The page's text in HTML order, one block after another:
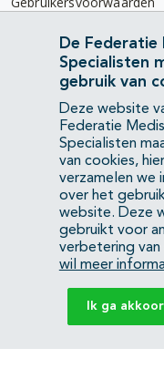
Privacyverklaring
Contact
Mercatorlaan 1200
3528 BL Utrecht
(088) 505 34 34
YouTubeLinkedIn
KvK Federatie
Privacyverklaring
De Federatie
Specialisten
gebruik van
Deze website
Federatie
Specialisten
van cookies,
verzamelen we
over het
website. Deze
gebruikt voor
verbetering
wil meer
Ik ga